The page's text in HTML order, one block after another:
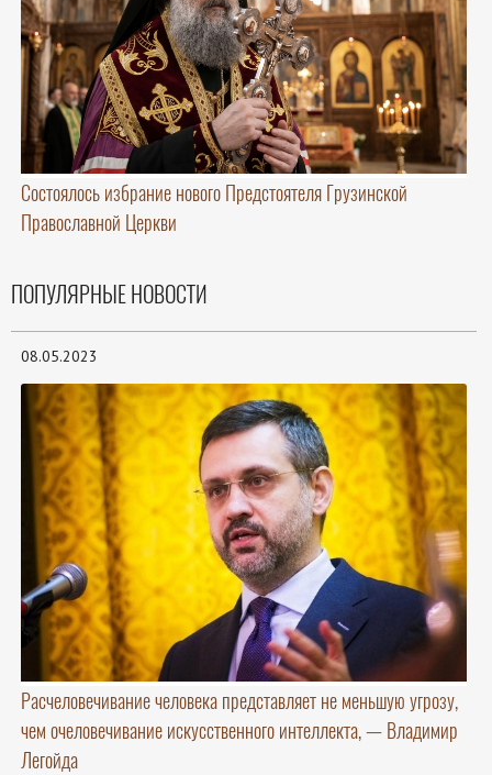
Состоялось избрание нового Предстоятеля Грузинской
Православной Церкви
ПОПУЛЯРНЫЕ НОВОСТИ
08.05.2023
Расчеловечивание человека представляет не меньшую угрозу,
чем очеловечивание искусственного интеллекта, — Владимир
Легойда